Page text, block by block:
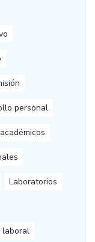
personal
Laboratorios
laboral